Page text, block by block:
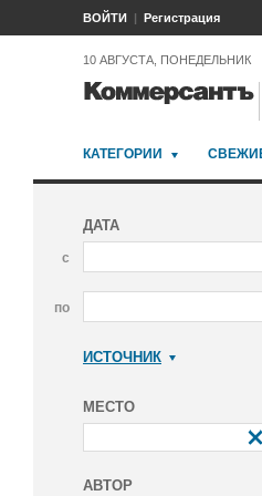
ВОЙТИ Регистрация
10 АВГУСТА, ПОНЕДЕЛЬНИК
КАТЕГОРИИ
ДАТА
с
по
ИСТОЧНИК
МЕСТО
АВТОР